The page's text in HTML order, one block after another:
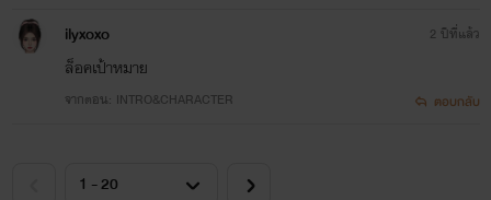
ilyxoxo
ล็อคเป้าหมาย
จากตอน: INTRO&CHARACTER
2 ปีที่แล้ว
ตอบกลับ